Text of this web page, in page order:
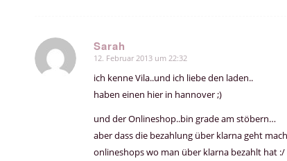
Sarah
sagte:
12. Februar 2013 um 22:32
ich kenne Vila..und ich liebe den laden..
haben einen hier in hannover ;)
und der Onlineshop..bin grade am stöbern…
aber dass die bezahlung über klarna geht
onlineshops wo man über klarna bezahlt hat :/